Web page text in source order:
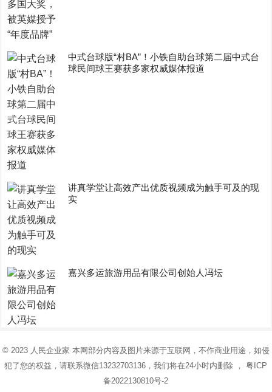
中式台球版“村BA”！小铁自助台球第二届中式台
球民间球王赛获多家权威媒体报道
讲真学堂让高效产出优质视频成为触手可及的现
实
嘉兴多运旅游用品有限公司创始人冯坛
© 2023 人民企业家 本网部分内容及图片来源于互联网，不作商业用途，如侵
犯了您的权益，请联系微信13232703136，我们将在24小时内删除 ，粤ICP
备2022130810号-2